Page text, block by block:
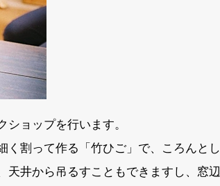
ョップを行います。
く割って作る「竹ひご」で、ころんとし
天井から吊るすこともできますし、窓辺